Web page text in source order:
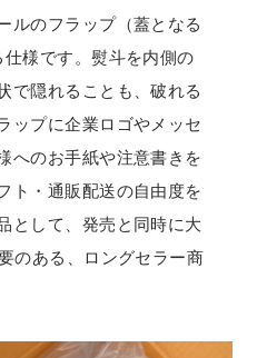
ルのフラップ（蓋となる
様です。熨斗を内側の
で隠れることも、破れる
ップに企業ロゴやメッセ
へのお手紙や注意書きを
ト・通販配送の自由度を
として、発売と同時に大
のある、ロングセラー商